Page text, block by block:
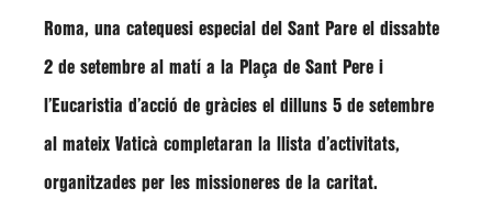
Roma, una catequesi especial del Sant Pare el dissabte
2 de setembre al matí a la Plaça de Sant Pere i
l’Eucaristia d’acció de gràcies el dilluns 5 de setembre
al mateix Vaticà completaran la llista d’activitats,
organitzades per les missioneres de la caritat.